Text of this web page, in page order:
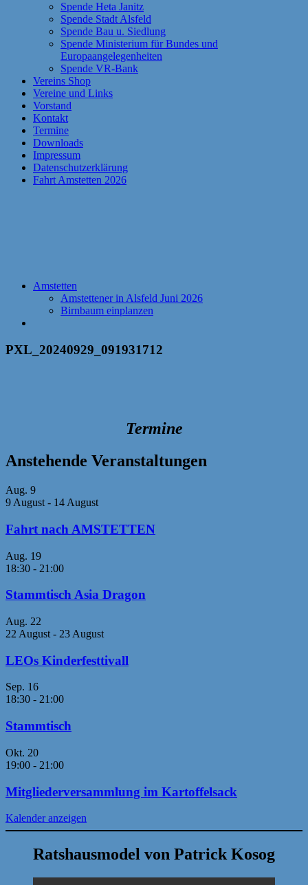
Spende Heta Janitz
Spende Stadt Alsfeld
Spende Bau u. Siedlung
Spende Ministerium für Bundes und
Europaangelegenheiten
Spende VR-Bank
Vereins Shop
Vereine und Links
Vorstand
Kontakt
Termine
Downloads
Impressum
Datenschutzerklärung
Fahrt Amstetten 2026
Amstetten
Amstettener in Alsfeld Juni 2026
Birnbaum einplanzen
PXL_20240929_091931712
Termine
Anstehende Veranstaltungen
Aug. 9
9 August - 14 August
Fahrt nach AMSTETTEN
Aug. 19
18:30 - 21:00
Stammtisch Asia Dragon
Aug. 22
22 August - 23 August
LEOs Kinderfesttivall
Sep. 16
18:30 - 21:00
Stammtisch
Okt. 20
19:00 - 21:00
Mitgliederversammlung im Kartoffelsack
Kalender anzeigen
Ratshausmodel von Patrick Kosog